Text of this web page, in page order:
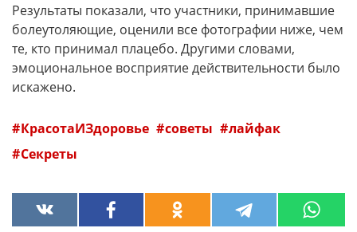
Результаты показали, что участники, принимавшие
болеутоляющие, оценили все фотографии ниже, чем
те, кто принимал плацебо. Другими словами,
эмоциональное восприятие действительности было
искажено.
КрасотаИЗдоровье советы
лайфак
Секреты